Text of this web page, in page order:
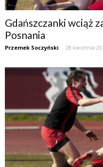
Gdańszczanki wciąż
Posnania
Przemek Soczyński - 28 kwietnia